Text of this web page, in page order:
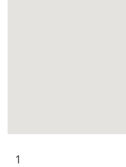
1